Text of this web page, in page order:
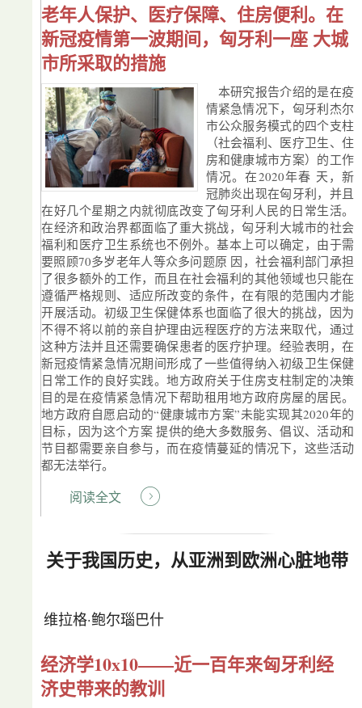
老年人保护、医疗保障、住房便利。在
新冠疫情第一波期间，匈牙利一座 大城
市所采取的措施
本研究报告介绍的是在疫
情紧急情况下，匈牙利杰尔
市公众服务模式的四个支柱
（社会福利、医疗卫生、住
房和健康城市方案）的工作
情况。在2020年春 天，新
冠肺炎出现在匈牙利，并且
在好几个星期之内就彻底改变了匈牙利人民的日常生活。
在经济和政治界都面临了重大挑战，匈牙利大城市的社会
福利和医疗卫生系统也不例外。基本上可以确定，由于需
要照顾70多岁老年人等众多问题原 因，社会福利部门承担
了很多额外的工作，而且在社会福利的其他领域也只能在
遵循严格规则、适应所改变的条件，在有限的范围内才能
开展活动。初级卫生保健体系也面临了很大的挑战，因为
不得不将以前的亲自护理由远程医疗的方法来取代，通过
这种方法并且还需要确保患者的医疗护理。经验表明，在
新冠疫情紧急情况期间形成了一些值得纳入初级卫生保健
日常工作的良好实践。地方政府关于住房支柱制定的决策
目的是在疫情紧急情况下帮助租用地方政府房屋的居民。
地方政府自愿启动的“健康城市方案”未能实现其2020年的
目标，因为这个方案 提供的绝大多数服务、倡议、活动和
节目都需要亲自参与，而在疫情蔓延的情况下，这些活动
都无法举行。
阅读全文
关于我国历史，从亚洲到欧洲心脏地带
维拉格·鲍尔瑙巴什
经济学10x10——近一百年来匈牙利经
济史带来的教训